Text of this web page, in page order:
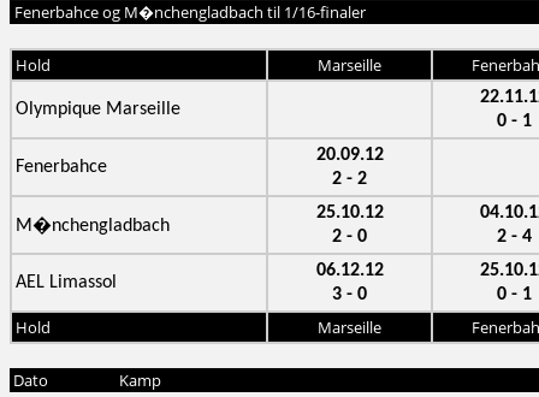
Fenerbahce og M�nchengladbach til 1/16-finaler
Hold Marseille
Olympique Marseille
0 - 1
Fenerbahce
20.09.12
2 - 2
M�nchengladbach
25.10.12
2 - 0
2 - 4
AEL Limassol
06.12.12
3 - 0
0 - 1
Hold Marseille
Dato Kamp